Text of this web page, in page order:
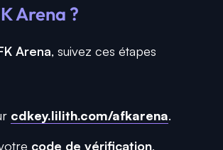
Arena ?
Arena, suivez ces étapes
cdkey.lilith.com/afkarena.
code de vérification,